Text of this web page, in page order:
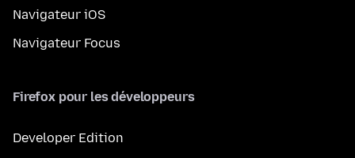
Navigateur iOS
Navigateur Focus
Firefox pour les développeurs
Developer Edition